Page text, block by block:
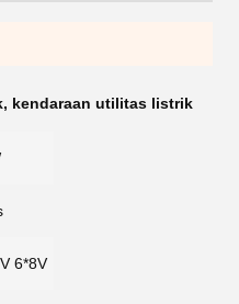
, kendaraan utilitas listrik
6*8V